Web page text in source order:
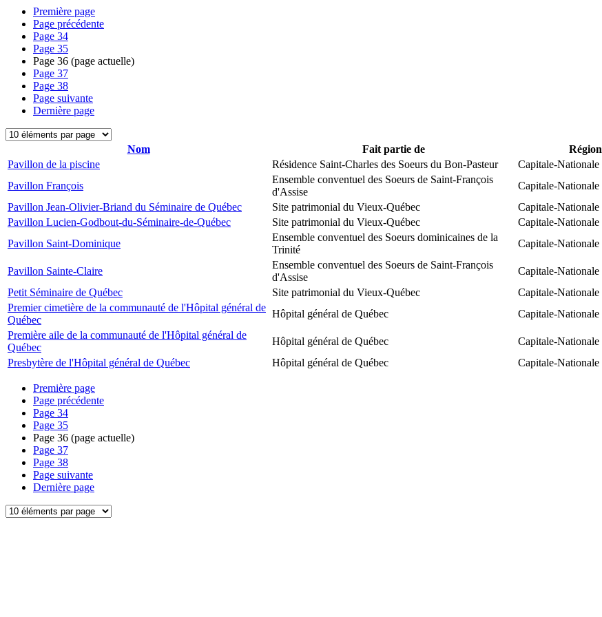
Première page
Page précédente
Page 34
Page 35
Page 36 (page actuelle)
Page 37
Page 38
Page suivante
Dernière page
Nom Fait partie de Région
Pavillon de la piscine
Résidence Saint-Charles des Soeurs du Bon-Pasteur Capitale-Nationale
Pavillon François
Ensemble conventuel des Soeurs de Saint-François
d'Assise
Capitale-Nationale
Pavillon Jean-Olivier-Briand du Séminaire de Québec
Site patrimonial du Vieux-Québec Capitale-Nationale
Pavillon Lucien-Godbout-du-Séminaire-de-Québec
Site patrimonial du Vieux-Québec Capitale-Nationale
Pavillon Saint-Dominique
Ensemble conventuel des Soeurs dominicaines de la
Trinité
Capitale-Nationale
Pavillon Sainte-Claire
Ensemble conventuel des Soeurs de Saint-François
d'Assise
Capitale-Nationale
Petit Séminaire de Québec
Site patrimonial du Vieux-Québec Capitale-Nationale
Premier cimetière de la communauté de l'Hôpital général de
Québec
Hôpital général de Québec Capitale-Nationale
Première aile de la communauté de l'Hôpital général de
Québec
Hôpital général de Québec Capitale-Nationale
Presbytère de l'Hôpital général de Québec
Hôpital général de Québec Capitale-Nationale
Première page
Page précédente
Page 34
Page 35
Page 36 (page actuelle)
Page 37
Page 38
Page suivante
Dernière page